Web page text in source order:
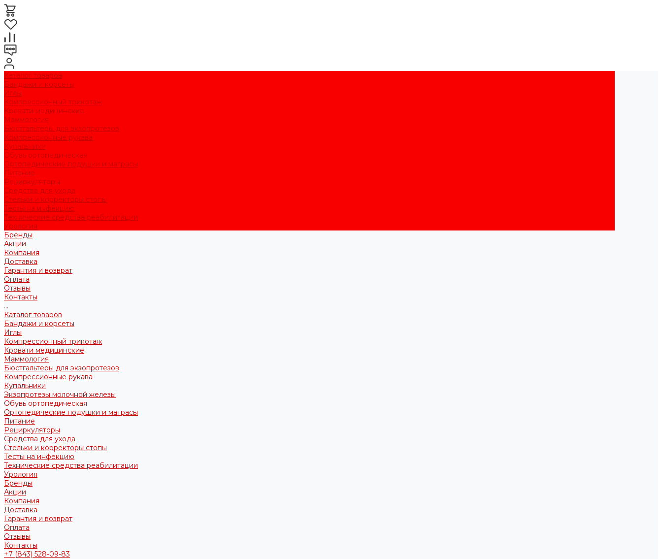
Каталог товаров
Бандажи и корсеты
Иглы
Компрессионный трикотаж
Кровати медицинские
Маммология
Бюстгальтеры для экзопротезов
Компрессионные рукава
Купальники
Обувь ортопедическая
Ортопедические подушки и матрасы
Питание
Рециркуляторы
Средства для ухода
Стельки и корректоры стопы
Тесты на инфекцию
Технические средства реабилитации
Урология
Бренды
Акции
Компания
Доставка
Гарантия и возврат
Оплата
Отзывы
Контакты
...
Каталог товаров
Бандажи и корсеты
Иглы
Компрессионный трикотаж
Кровати медицинские
Маммология
Бюстгальтеры для экзопротезов
Компрессионные рукава
Купальники
Экзопротезы молочной железы
Обувь ортопедическая
Ортопедические подушки и матрасы
Питание
Рециркуляторы
Средства для ухода
Стельки и корректоры стопы
Тесты на инфекцию
Технические средства реабилитации
Урология
Бренды
Акции
Компания
Доставка
Гарантия и возврат
Оплата
Отзывы
Контакты
+7 (843) 528-09-83